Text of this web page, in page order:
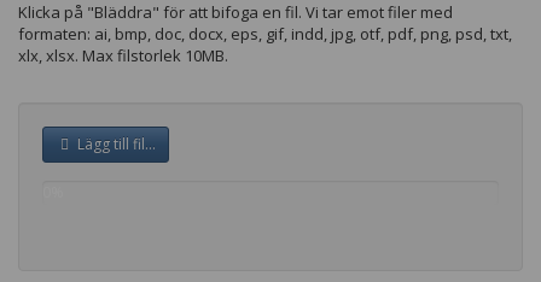
Klicka på "Bläddra" för att bifoga en fil. Vi tar emot filer med
formaten: ai, bmp, doc, docx, eps, gif, indd, jpg, otf, pdf, png, psd, txt,
xlx, xlsx. Max filstorlek 10MB.
Lägg till fil...